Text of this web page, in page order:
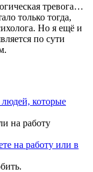
тревога…
только тогда,
Но я ещё и
по сути
людей, которые
на работу
на работу или в